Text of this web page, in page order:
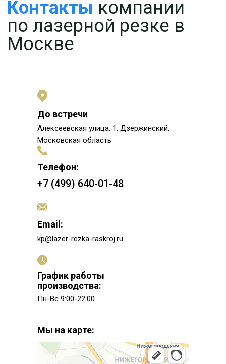
Мы на карте:
До встречи
Алексеевская улица, 1, Дзержинский,
Московская область
Телефон:
+7 (499) 640-01-48
kp@lazer-rezka-raskroj.ru
Email:
Пн-Вс 9:00-22:00
График работы
производства: